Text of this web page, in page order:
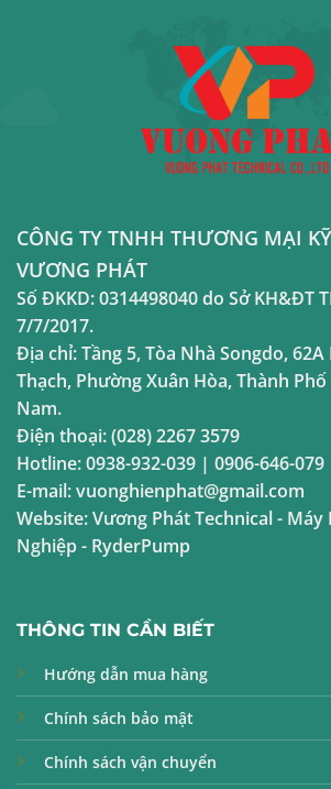
CÔNG TY TNHH THƯƠNG MẠI
VƯƠNG PHÁT
Số ĐKKD:0314498040do Sở KH&ĐT
7/7/2017.
Địa chỉ:Tầng 5, Tòa Nhà Songdo,
Thạch, Phường Xuân Hòa, Thành
Nam.
Điện thoại:(028) 2267 3579
Hotline:0938-932-039 | 0906-646-079
E-mail:vuonghienphat@gmail.com
Website:Vương Phát Technical- Máy
Nghiệp- RyderPump
THÔNG TIN CẦN BIẾT
Hướng dẫn mua hàng
Chính sách bảo mật
Chính sách vận chuyển